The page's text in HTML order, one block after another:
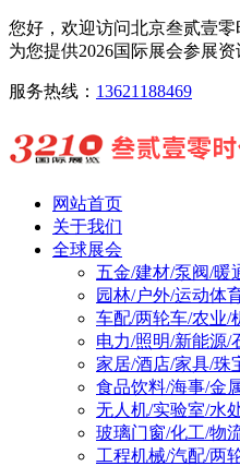
您好，欢迎访问北京叁贰壹
为您提供2026国际展会参展资
服务热线： 13621188469
网站首页
关于我们
全球展会
五金/建材/泵阀/暖
园林/户外/运动体
车配/两轮车/农业/
电力/照明/新能源/
家居/酒店/家具/珠
食品饮料/海事/金
无人机/实验室/水
玻璃门窗/化工/物
工程机械/汽配/两